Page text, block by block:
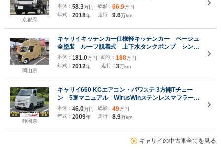
京都府
本体： 58.3万円
年式： 2018年
総額： 66.9万円
走行： 9.6万km
岡山県
キャリイキッチンカー仕様軽キッチンカー ベージュ
全塗装 ルーフ脱着式 上下水タンクポンプ シンク
80L 換気扇 消火器 サッシ 網戸 切替4WD 8
ナンバー加工車 Rカメラ付きバックミラー エアコ
ン付き リアカメラ
本体： 181.0万円
年式： 2012年
総額： 188万円
走行： 3万km
静岡県
キャリイ660 KCエアコン・パワステ 3方開Tチェー
ン 5速マニュアル WirusWinステンレスマフラー
2インチリフトアップ ステアリングシャフト1インチ
ダウン エアコン 社外ハンドル 社外ホイール 社
外シートカバー 工具箱 遮熱フィルム
本体： 46.0万円
年式： 2009年
総額： 49万円
走行： 8.9万km
キャリイの中古車全てを見る